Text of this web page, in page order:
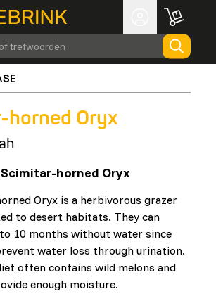
trefwoorden
horned Oryx
horned Oryx
Oryx is a herbivorous grazer
to desert habitats. They can
10 months without water since
water loss through urination.
often contains wild melons and
enough moisture.